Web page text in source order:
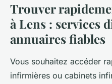
Trouver
à Lens : services
annuaires fiables
Vous souhaitez accéder
infirmières ou cabinets